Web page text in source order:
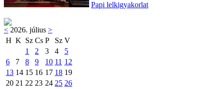
Papi lelkigyakorlat
< 2026. július >
H K Sz Cs P Sz V
1
2 3 4
5
6
7 8 9 10 11 12
13 14 15 16 17 18 19
20 21 22 23 24 25 26